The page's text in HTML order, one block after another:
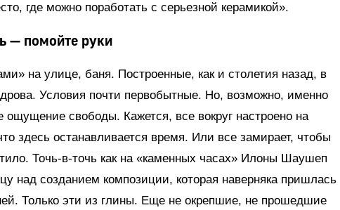
где можно поработать с серьезной керамикой».
— помойте руки
на улице, баня. Построенные, как и столетия назад, в
Условия почти первобытные. Но, возможно, именно
свободы. Кажется, все вокруг настроено на
здесь останавливается время. Или все замирает, чтобы
Точь-в-точь как на «каменных часах» Илоны Шаушеп
над созданием композиции, которая наверняка пришлась
Только эти из глины. Еще не окрепшие, не прошедшие